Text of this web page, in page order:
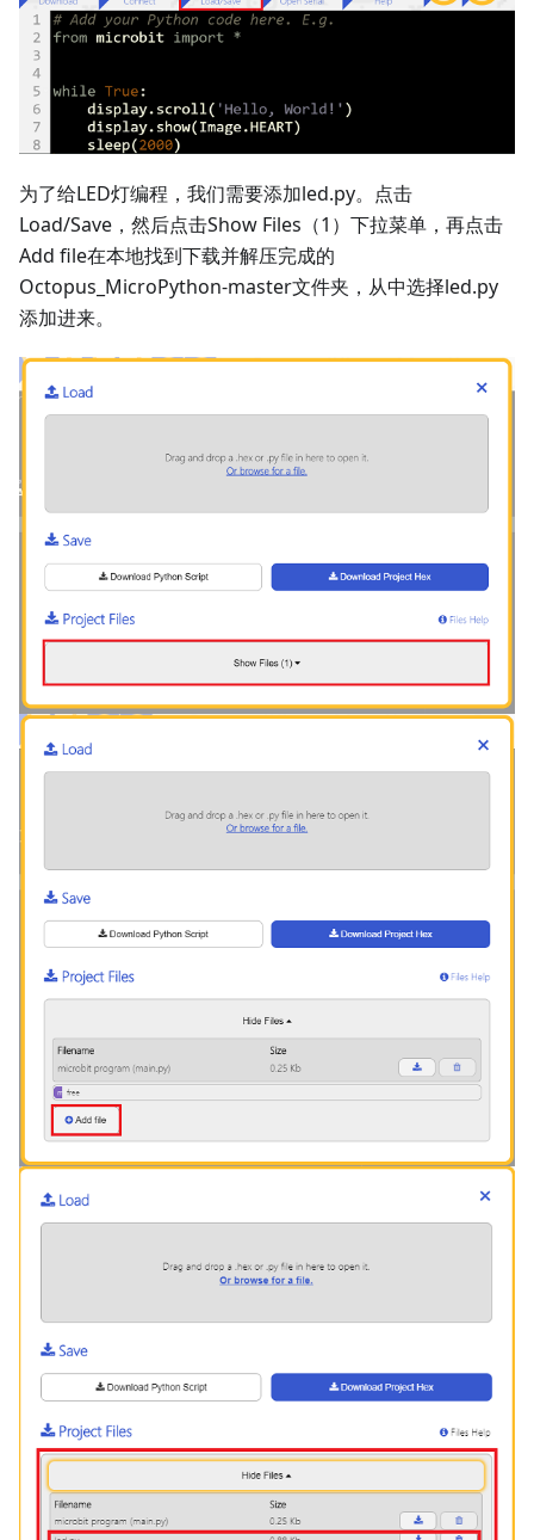
为了给LED灯编程，我们需要添加led.py。点击
Load/Save，然后点击Show Files（1）下拉菜单，再点击
Add file在本地找到下载并解压完成的
Octopus_MicroPython-master文件夹，从中选择led.py
添加进来。